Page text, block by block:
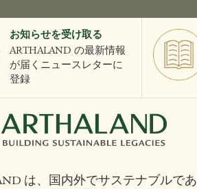
お知らせを受け取る
ARTHALAND の最新情報
が届くニュースレターに
登録
は、国内外でサステナブルであ